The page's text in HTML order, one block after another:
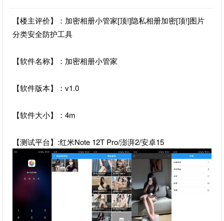
【楼主评价】：加密相册小管家[顶!]隐私相册加密[顶!]图片
分类安全防护工具
【软件名称】：加密相册小管家
【软件版本】：v1.0
【软件大小】：4m
【测试平台】:红米Note 12T Pro/澎湃2/安卓15